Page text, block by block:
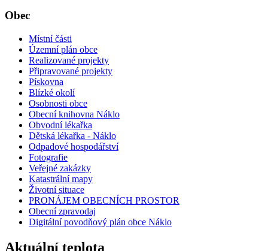
Obec
Místní části
Územní plán obce
Realizované projekty
Připravované projekty
Pískovna
Blízké okolí
Osobnosti obce
Obecní knihovna Náklo
Obvodní lékařka
Dětská lékařka - Náklo
Odpadové hospodářství
Fotografie
Veřejné zakázky
Katastrální mapy
Životní situace
PRONÁJEM OBECNÍCH PROSTOR
Obecní zpravodaj
Digitální povodňový plán obce Náklo
Aktuální teplota